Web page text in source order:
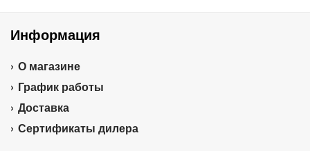
Информация
О магазине
График работы
Доставка
Сертификаты дилера